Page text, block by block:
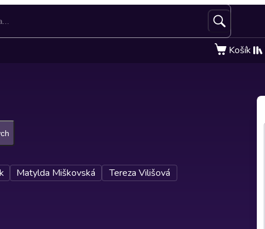
Košík
Matylda Miškovská
Tereza Vilišová